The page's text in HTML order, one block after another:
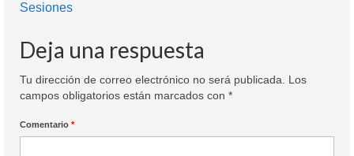
Sesiones
Deja una respuesta
Tu dirección de correo electrónico no será publicada. Los
campos obligatorios están marcados con *
Comentario *